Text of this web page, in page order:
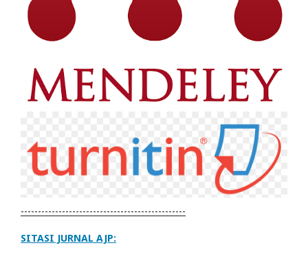
------------------------------------------------
SITASI JURNAL AJP: